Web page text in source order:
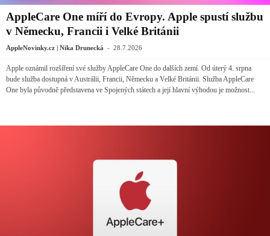
AppleCare One míří do Evropy. Apple spustí službu
v Německu, Francii i Velké Británii
AppleNovinky.cz | Nika Drunecká - 28.7.2026
Apple oznámil rozšíření své služby AppleCare One do dalších zemí. Od úterý 4. srpna
bude služba dostupná v Austrálii, Francii, Německu a Velké Británii. Služba AppleCare
One byla původně představena ve Spojených státech a její hlavní výhodou je možnost...